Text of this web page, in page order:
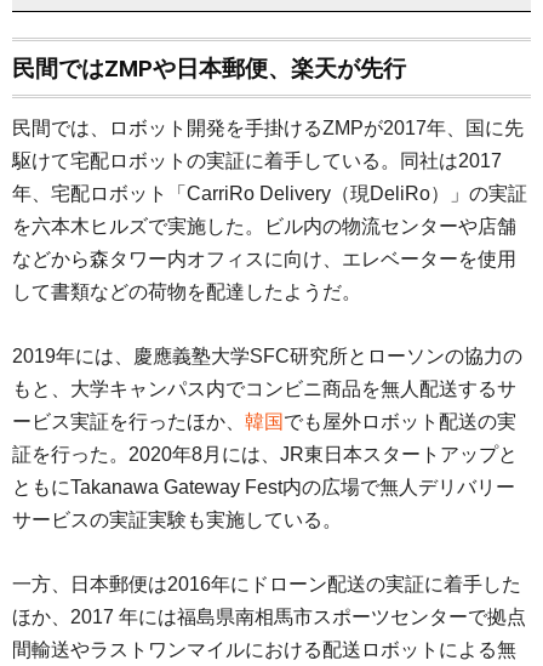
民間ではZMPや日本郵便、楽天が先行
民間では、ロボット開発を手掛けるZMPが2017年、国に先
駆けて宅配ロボットの実証に着手している。同社は2017
年、宅配ロボット「CarriRo Delivery（現DeliRo）」の実証
を六本木ヒルズで実施した。ビル内の物流センターや店舗
などから森タワー内オフィスに向け、エレベーターを使用
して書類などの荷物を配達したようだ。
2019年には、慶應義塾大学SFC研究所とローソンの協力の
もと、大学キャンパス内でコンビニ商品を無人配送するサ
ービス実証を行ったほか、 韓国 でも屋外ロボット配送の実
証を行った。2020年8月には、JR東日本スタートアップと
ともにTakanawa Gateway Fest内の広場で無人デリバリー
サービスの実証実験も実施している。
一方、日本郵便は2016年にドローン配送の実証に着手した
ほか、2017 年には福島県南相馬市スポーツセンターで拠点
間輸送やラストワンマイルにおける配送ロボットによる無